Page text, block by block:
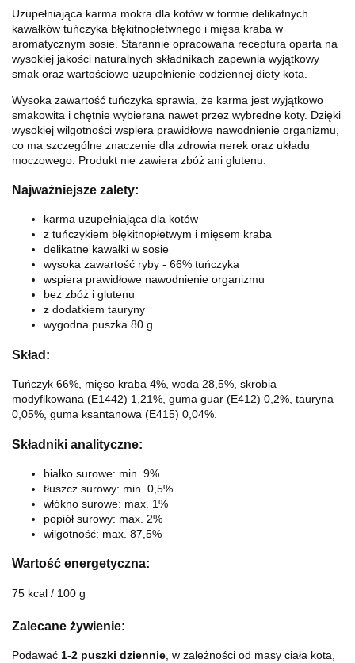
Uzupełniająca karma mokra dla kotów w formie delikatnych
kawałków tuńczyka błękitnopłetwnego i mięsa kraba w
aromatycznym sosie. Starannie opracowana receptura oparta na
wysokiej jakości naturalnych składnikach zapewnia wyjątkowy
smak oraz wartościowe uzupełnienie codziennej diety kota.
Wysoka zawartość tuńczyka sprawia, że karma jest wyjątkowo
smakowita i chętnie wybierana nawet przez wybredne koty. Dzięki
wysokiej wilgotności wspiera prawidłowe nawodnienie organizmu,
co ma szczególne znaczenie dla zdrowia nerek oraz układu
moczowego. Produkt nie zawiera zbóż ani glutenu.
Najważniejsze zalety:
karma uzupełniająca dla kotów
z tuńczykiem błękitnopłetwym i mięsem kraba
delikatne kawałki w sosie
wysoka zawartość ryby - 66% tuńczyka
wspiera prawidłowe nawodnienie organizmu
bez zbóż i glutenu
z dodatkiem tauryny
wygodna puszka 80 g
Skład:
Tuńczyk 66%, mięso kraba 4%, woda 28,5%, skrobia
modyfikowana (E1442) 1,21%, guma guar (E412) 0,2%, tauryna
0,05%, guma ksantanowa (E415) 0,04%.
Składniki analityczne:
białko surowe: min. 9%
tłuszcz surowy: min. 0,5%
włókno surowe: max. 1%
popiół surowy: max. 2%
wilgotność: max. 87,5%
Wartość energetyczna:
75 kcal / 100 g
Zalecane żywienie:
Podawać 1-2 puszki dziennie, w zależności od masy ciała kota,